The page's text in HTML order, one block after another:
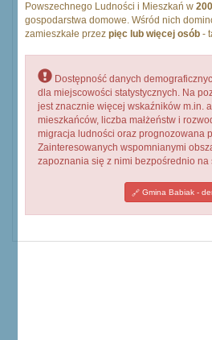
Powszechnego Ludności i Mieszkań w
gospodarstwa domowe. Wśród nich
zamieszkałe przez pięc lub więcej osób -
Dostępność danych
dla miejscowości statystycznych. Na
jest znacznie więcej wskaźników m.in.
mieszkańców, liczba małżeństw i
migracja ludności oraz prognozowana
Zainteresowanych wspomnianymi
zapoznania się z nimi bezpośrednio na
Gmina Babiak -